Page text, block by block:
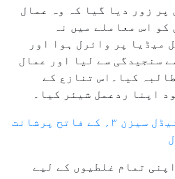
پر زور دیا گیا کہ وہ عمال
اس معاملے میں نہ
میڈیا پر وائرل ہوا اور
سنجیدگی سے لیا اور عمال
کیا۔اس تنازع کے
اپنا ردعمل شیئر کیا۔
یہ بھی پڑھئے:انڈین آئیڈل سیزن ۳؍ کے فاتح پرشانت
تمام غلطیوں کے لیے